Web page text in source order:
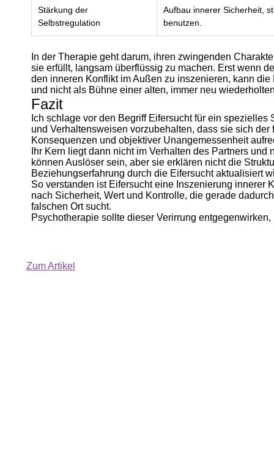
Stärkung der
Selbstregulation
Aufbau innerer Sicherheit,
benutzen.
In der Therapie geht darum, ihren zwingenden
sie erfüllt, langsam überflüssig zu machen. Erst wenn
den inneren Konflikt im Außen zu inszenieren, kann
und nicht als Bühne einer alten, immer neu
Fazit
Ich schlage vor den Begriff Eifersucht für ein
und Verhaltensweisen vorzubehalten, dass sie sich
Konsequenzen und objektiver Unangemessenheit
Ihr Kern liegt dann nicht im Verhalten des Partners
können Auslöser sein, aber sie erklären nicht die
Beziehungserfahrung durch die Eifersucht aktualisiert
So verstanden ist Eifersucht eine Inszenierung innerer
nach Sicherheit, Wert und Kontrolle, die gerade
falschen Ort sucht.
Psychotherapie sollte dieser Verirrung
Zum Artikel